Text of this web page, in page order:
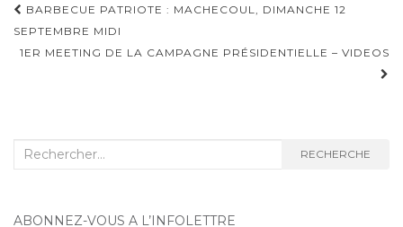
o
o
n
Navigation
d'article
BARBECUE PATRIOTE : MACHECOUL, DIMANCHE 12
SEPTEMBRE MIDI
1ER MEETING DE LA CAMPAGNE PRÉSIDENTIELLE – VIDEOS
Recherche
RECHERCHE
ABONNEZ-VOUS A L’INFOLETTRE